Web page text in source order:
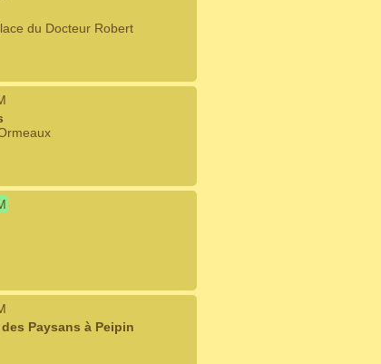
du Docteur Robert
Paysans à Peipin